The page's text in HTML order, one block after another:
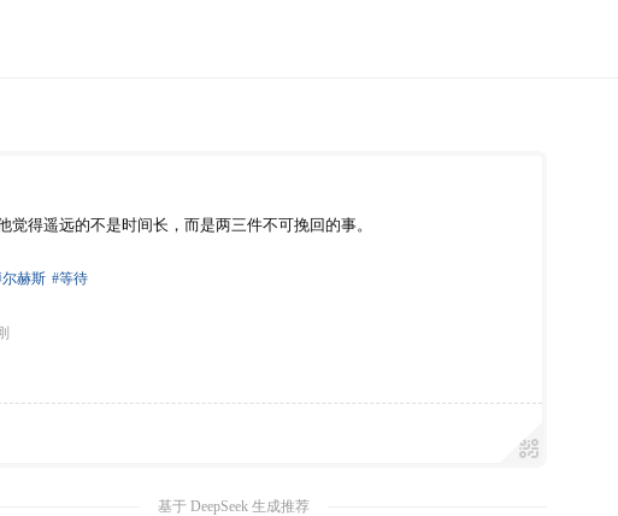
觉得遥远的不是时间长，而是两三件不可挽回的事。
尔赫斯 #等待
基于 DeepSeek 生成推荐